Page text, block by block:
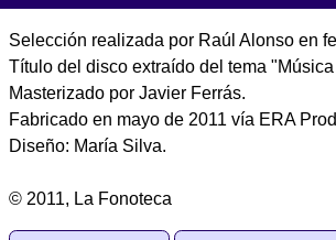
Selección realizada por Raúl Alonso en
Título del disco extraído del tema
Masterizado por Javier Ferrás.
Fabricado en mayo de 2011 vía ERA
Diseño: María Silva.
© 2011, La Fonoteca